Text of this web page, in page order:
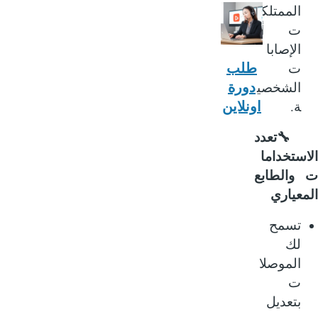
الممتلكا
ت أو
الإصابا
الشخصي
تعدد
تسمح
لك
الموصلا
بتعديل
طلب
دورة
اونلاين